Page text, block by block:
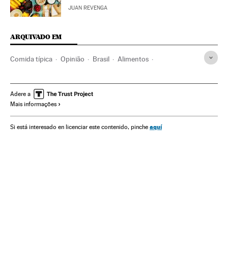
JUAN REVENGA
ARQUIVADO EM
Comida típica Opinião Brasil Alimentos
Gastronomia Cultura
Adere a
Mais informações
Si está interesado en licenciar este contenido, pinche aquí